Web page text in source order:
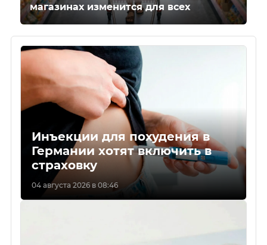
магазинах изменится для всех
Инъекции для похудения в
Германии хотят включить в
страховку
04 августа 2026 в 08:46